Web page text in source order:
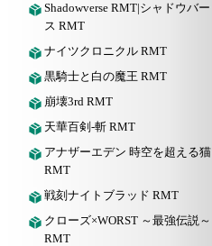
Shadowverse RMT|シャドウバー
ス RMT
ナイツクロニクル RMT
黒騎士と白の魔王 RMT
崩壊3rd RMT
天華百剣-斬 RMT
アナザーエデン 時空を超える猫
RMT
戦刻ナイトブラッド RMT
クローズ×WORST ～最強伝説～
RMT